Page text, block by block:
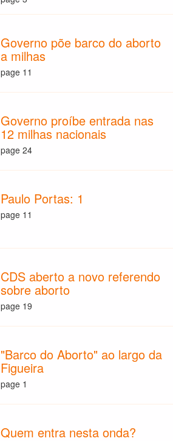
Governo põe barco do aborto
a milhas
page 11
Governo proíbe entrada nas
12 milhas nacionais
page 24
Paulo Portas: 1
page 11
CDS aberto a novo referendo
sobre aborto
page 19
"Barco do Aborto" ao largo da
Figueira
page 1
Quem entra nesta onda?